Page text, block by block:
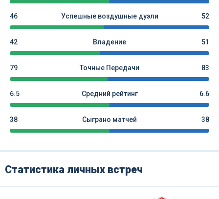
46 Успешные воздушные дуэли 52
42 Владение 51
79 Точные Передачи 83
6.5 Средний рейтинг 6.6
38 Сыграно матчей 38
Статистика личных встреч